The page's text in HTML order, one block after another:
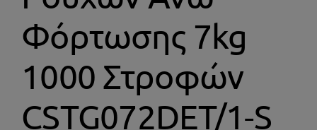
Φόρτωσης 7kg
1000 Στροφών
CSTG072DET/1-S